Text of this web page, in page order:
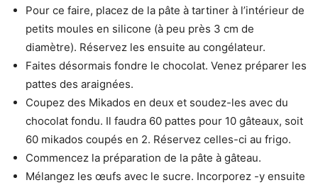
Pour ce faire, placez de la pâte à tartiner à l’intérieur de
petits moules en silicone (à peu près 3 cm de
diamètre). Réservez les ensuite au congélateur.
Faites désormais fondre le chocolat. Venez préparer les
pattes des araignées.
Coupez des Mikados en deux et soudez-les avec du
chocolat fondu. Il faudra 60 pattes pour 10 gâteaux, soit
60 mikados coupés en 2. Réservez celles-ci au frigo.
Commencez la préparation de la pâte à gâteau.
Mélangez les œufs avec le sucre. Incorporez -y ensuite